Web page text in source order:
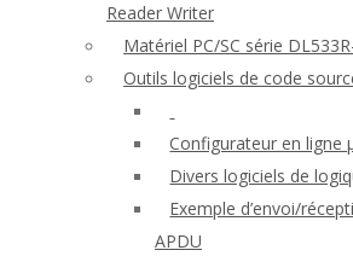
Reader Writer
Matériel PC/SC série
Outils logiciels de code
Configurateur en ligne
Divers logiciels de
Exemple d’envoi/
APDU